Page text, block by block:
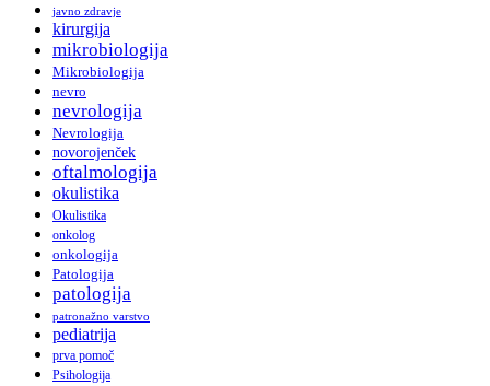
javno zdravje
kirurgija
mikrobiologija
Mikrobiologija
nevro
nevrologija
Nevrologija
novorojenček
oftalmologija
okulistika
Okulistika
onkolog
onkologija
Patologija
patologija
patronažno varstvo
pediatrija
prva pomoč
Psihologija